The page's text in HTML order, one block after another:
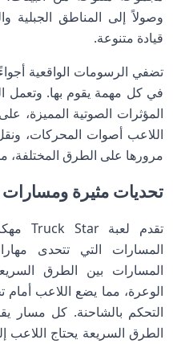
وصولاً إلى المناطق الجبلية
قيادة متنوعة.
تضفي الرسومات الواقعية
في كل مهمة يقوم بها. وتعمل
المؤثرات الصوتية المميزة،
اللاعب أصوات المحركات،
مرورها على الطرق المختلفة،
تحديات مثيرة ومسارات
المسارات التي تتحدى
المسارات بين الطرق
الوعرة، مما يضع اللاعب
التحكم بالشاحنة. كل مسار
الطرق السريعة يحتاج اللاعب